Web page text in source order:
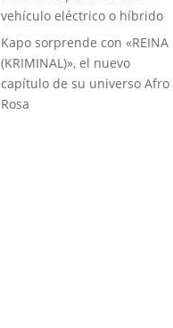
vehículo eléctrico o híbrido
Kapo sorprende con «REINA
(KRIMINAL)», el nuevo
capítulo de su universo Afro
Rosa